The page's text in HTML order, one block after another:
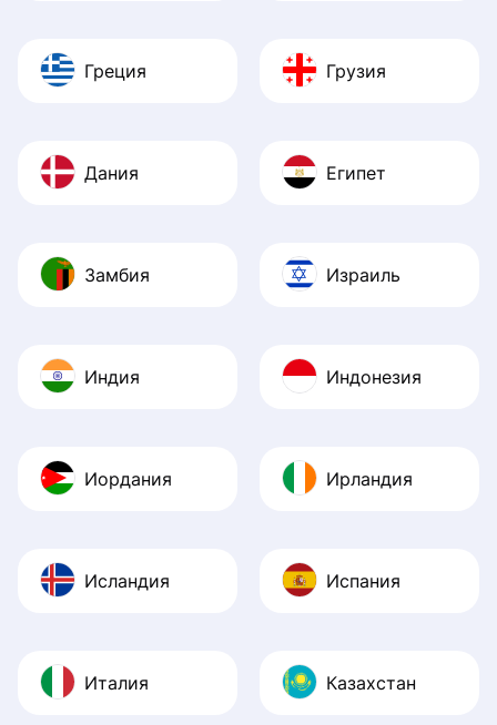
Греция Грузия
Дания Египет
Замбия Израиль
Индия Индонезия
Иордания Ирландия
Исландия Испания
Италия Казахстан